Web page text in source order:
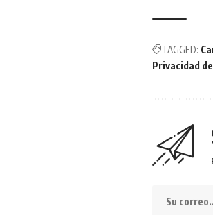
TAGGED:
Privacidad